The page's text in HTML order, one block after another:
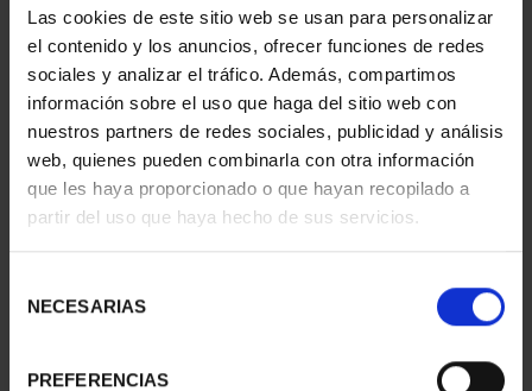
Las cookies de este sitio web se usan para personalizar
el contenido y los anuncios, ofrecer funciones de redes
sociales y analizar el tráfico. Además, compartimos
información sobre el uso que haga del sitio web con
nuestros partners de redes sociales, publicidad y análisis
web, quienes pueden combinarla con otra información
que les haya proporcionado o que hayan recopilado a
partir del uso que haya hecho de sus servicios.
NECESARIAS
PREFERENCIAS
SUSCRIPCIÓN
CAPITALES DE
PROVINCIA 1
949,00 €
Sólo para usuarios
registrados
SUSCRIPCIÓN
CAPITALES DE
PROVINCIA 2
949,00 €
Sólo para usuarios
registrados